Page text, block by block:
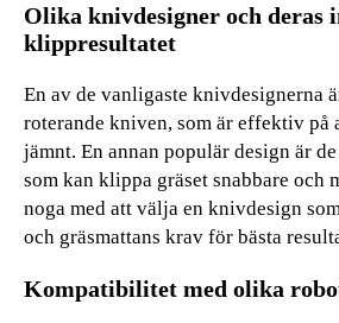
Olika knivdesigner och deras
klippresultatet
En av de vanligaste knivdesignerna
roterande kniven, som är effektiv på
jämnt. En annan populär design är
som kan klippa gräset snabbare och
noga med att välja en knivdesign
och gräsmattans krav för bästa
Kompatibilitet med olika